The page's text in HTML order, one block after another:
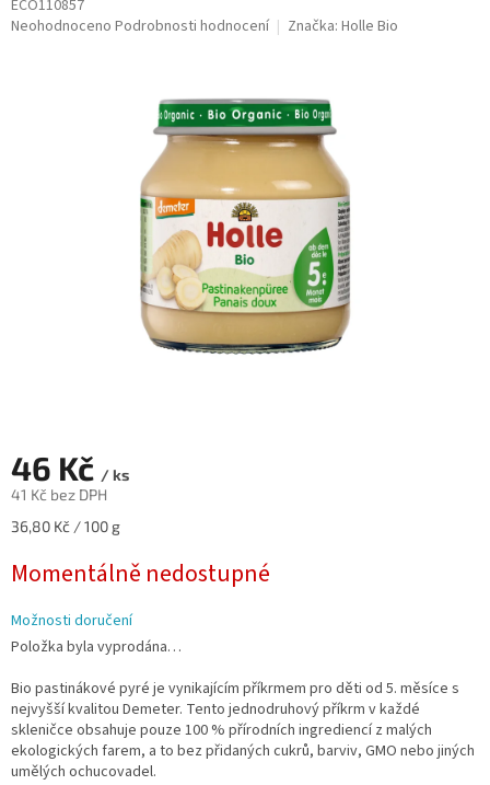
ECO110857
Průměrné
Neohodnoceno Podrobnosti hodnocení Značka: Holle Bio
46 Kč / ks
41 Kč bez DPH
Měrná
36,80 Kč / 100 g
Momentálně nedostupné
Možnosti doručení
Položka byla vyprodána…
Bio pastinákové pyré je vynikajícím příkrmem pro děti od 5. měsíce s
nejvyšší kvalitou Demeter. Tento jednodruhový příkrm v každé
skleničce obsahuje pouze 100 % přírodních ingrediencí z malých
ekologických farem, a to bez přidaných cukrů, barviv, GMO nebo jiných
umělých ochucovadel.